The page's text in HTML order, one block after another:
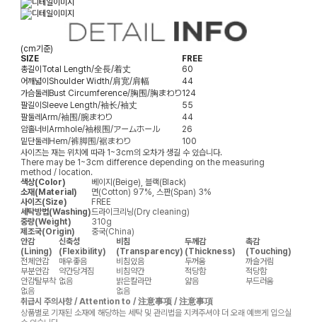
(cm기준)
SIZE
FREE
총길이Total Length/全長/着丈
60
어깨넓이Shoulder Width/肩宽/肩幅
44
가슴둘레Bust Circumference/胸围/胸まわり124
팔길이Sleeve Length/袖长/袖丈
55
팔둘레Arm/袖围/腕まわり
44
암홀너비Armhole/袖根围/アームホール
26
밑단둘레Hem/裤脚围/裾まわり
100
사이즈는 재는 위치에 따라 1~3cm의 오차가 생길 수 있습니다.
There may be 1~3cm difference depending on the measuring
method / location.
색상(Color)
베이지(Beige), 블랙(Black)
소재(Material)
면(Cotton) 97%, 스판(Span) 3%
사이즈(Size)
FREE
세탁방법(Washing)드라이크리닝(Dry cleaning)
중량(Weight)
310g
제조국(Origin)
중국(China)
안감
(Lining)
신축성
(Flexibility)
비침
(Transparency)
두께감
(Thickness)
촉감
(Touching)
전체안감
매우좋음 비침있음 두꺼움
까슬거림
부분안감
약간당겨짐 비침약간 적당함
적당함
안감탈부착 없음 밝은칼라만 얇음
부드러움
없음
없음
취급시 주의사항 / Attention to / 注意事项 / 注意事項
상품별로 기재된 소재에 해당하는 세탁 및 관리법을 지켜주셔야 더 오래 예쁘게 입으실